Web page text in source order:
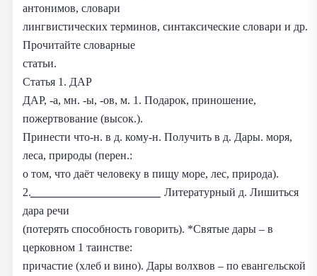
антонимов, словари
лингвистических терминов, синтаксические словари и др.
Прочитайте словарные
статьи.
Статья 1. ДАР
ДАР, -а, мн. -ы, -ов, м. 1. Подарок, приношение,
пожертвование (высок.).
Принести что-н. в д. кому-н. Получить в д. Дары. моря,
леса, природы (перен.:
о том, что даёт человеку в пищу море, лес, природа).
2.
Литературный д. Лишиться
дара речи
(потерять способность говорить). *Святые дары – в
церковном 1 таинстве:
причастие (хлеб и вино). Дары волхвов – по евангельской